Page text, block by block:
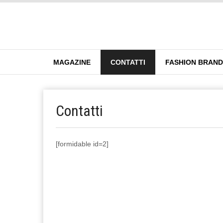
MAGAZINE CONTATTI FASHION
Contatti
[formidable id=2]